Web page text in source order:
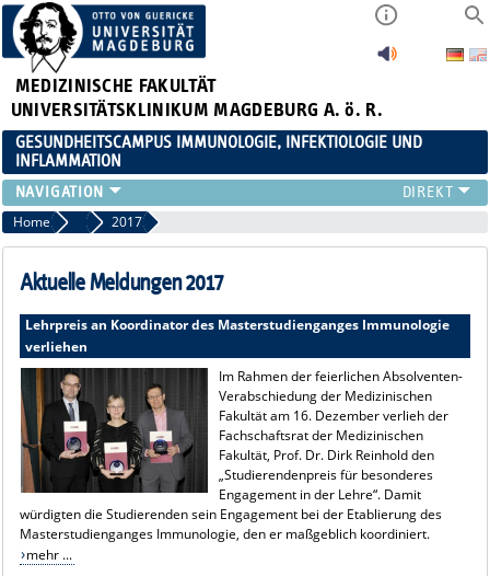
MEDIZINISCHE FAKULTÄT
UNIVERSITÄTSKLINIKUM MAGDEBURG A. ö. R.
GESUNDHEITSCAMPUS IMMUNOLOGIE, INFEKTIOLOGIE UND
INFLAMMATION
ÜBER UNS
MITGLIEDER
PAPER D. JAHRES
YOUNG ACADEMY
VERANSTALTUNGEN
KONTAKT
Home Aktuelles
2017
Aktuelle Meldungen 2017
Lehrpreis an Koordinator des Masterstudienganges Immunologie
verliehen
Im Rahmen der feierlichen Absolventen-
Verabschiedung der Medizinischen
Fakultät am 16. Dezember verlieh der
Fachschaftsrat der Medizinischen
Fakultät, Prof. Dr. Dirk Reinhold den
„Studierendenpreis für besonderes
Engagement in der Lehre“. Damit
würdigten die Studierenden sein Engagement bei der Etablierung des
Masterstudienganges Immunologie, den er maßgeblich koordiniert.
mehr ...